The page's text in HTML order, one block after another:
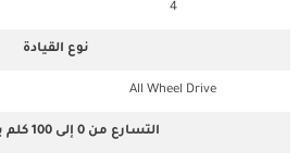
4
نوع القيادة
All Wheel Drive
التسارع من 0 إلى 100 كلم بالساعة